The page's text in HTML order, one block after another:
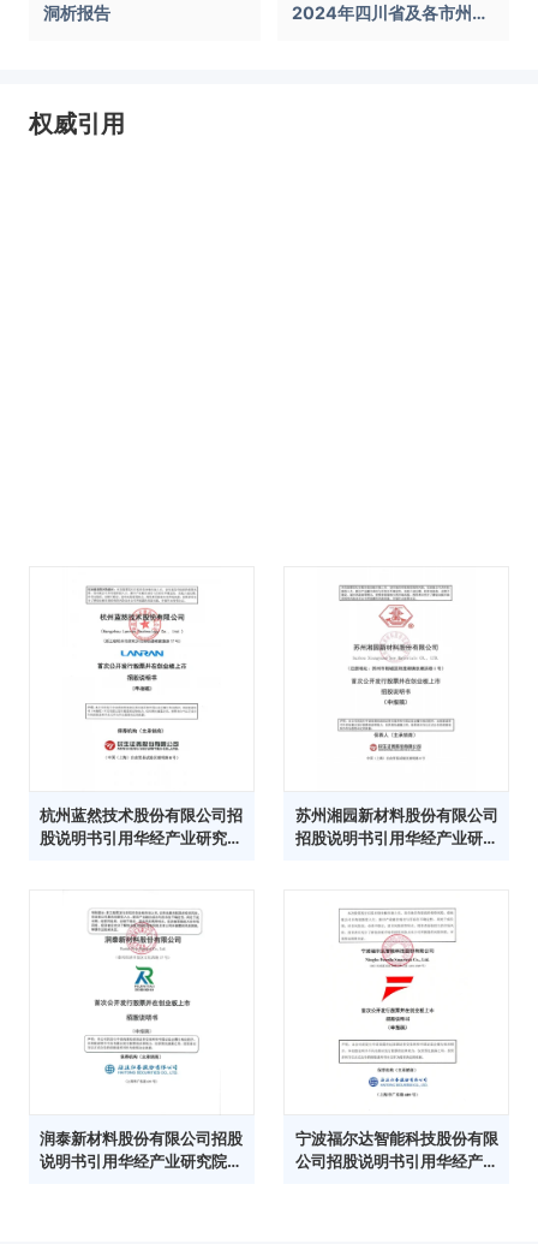
洞析报告
2024年四川省及各市州工
权威引用
杭州蓝然技术股份有限公司招
股说明书引用华经产业研究院
苏州湘园新材料股份有限公司
招股说明书引用华经产业研究
润泰新材料股份有限公司招股
说明书引用华经产业研究院数
宁波福尔达智能科技股份有限
公司招股说明书引用华经产业